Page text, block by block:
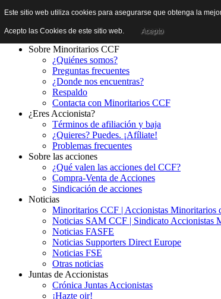
Sobre Minoritarios CCF
¿Quiénes somos?
Preguntas frecuentes
¿Donde nos encuentras?
Respaldo
Contacta con Minoritarios CCF
¿Eres Accionista?
Términos de afiliación y baja
¿Quieres? Puedes. ¡Afíliate!
Problemas frecuentes
Sobre las acciones
¿Qué valen las acciones del CCF?
Compra-Venta de Acciones
Sindicación de acciones
Noticias
Minoritarios CCF | Accionistas Minoritarios
Noticias SAM CCF | Sindicato Accionistas
Noticias FASFE
Noticias Supporters Direct Europe
Noticias FSE
Otras noticias
Juntas de Accionistas
Crónica Juntas Accionistas
¡Hazte oir!
Este sitio web utiliza cookies para asegurarse que obtenga la
Acepto las Cookies de este sitio web. Acepto